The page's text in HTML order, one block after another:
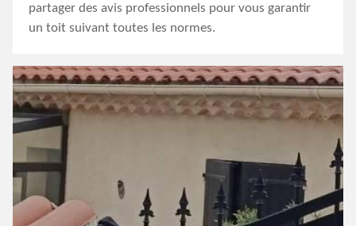
partager des avis professionnels pour vous garantir
un toit suivant toutes les normes.